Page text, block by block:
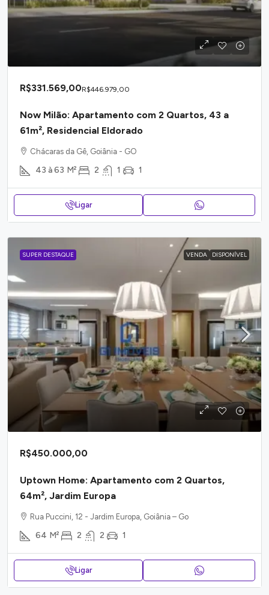
R$331.569,00R$446.979,00
Now Milão: Apartamento com 2 Quartos, 43 a
61m², Residencial Eldorado
Chácaras da Gê, Goiânia - GO
43 à 63 M² 2 1 1
Ligar
SUPER DESTAQUE VENDA DISPONÍVEL
R$450.000,00
Uptown Home: Apartamento com 2 Quartos,
64m², Jardim Europa
Rua Puccini, 12 - Jardim Europa, Goiânia – Go
64 M² 2 2 1
Ligar